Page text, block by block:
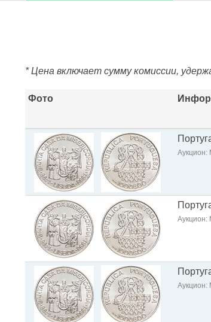
* Цена включает сумму комиссии,
Фото
Аукцион:
Аукцион:
Аукцион: